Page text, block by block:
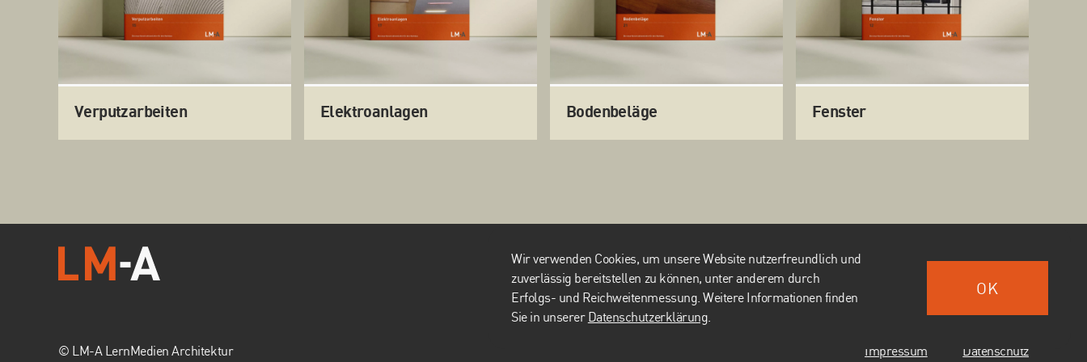
Verputzarbeiten Elektroanlagen Bodenbeläge Fenster
DE
© LM-A LernMedien Architektur Impressum Datenschutz
Wir verwenden Cookies, um unsere Website nutzerfreundlich und
zuverlässig bereitstellen zu können, unter anderem durch
Erfolgs- und Reichweitenmessung. Weitere Informationen finden
Sie in unserer Datenschutzerklärung.
OK